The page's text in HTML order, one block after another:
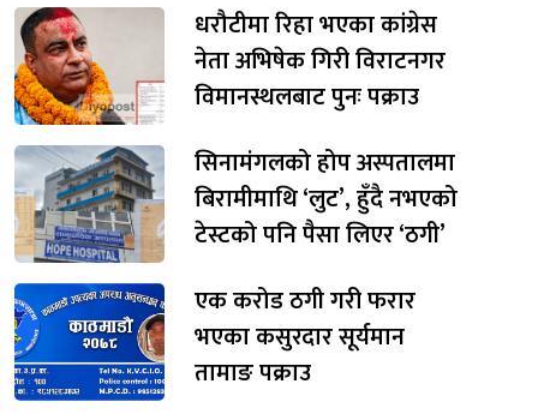
धरौटीमा रिहा भएका कांग्रेस
नेता अभिषेक गिरी विराटनगर
विमानस्थलबाट पुनः पक्राउ
सिनामंगलको होप अस्पतालमा
बिरामीमाथि ‘लुट’, हुँदै नभएको
टेस्टको पनि पैसा लिएर ‘ठगी’
एक करोड ठगी गरी फरार
भएका कसुरदार सूर्यमान
तामाङ पक्राउ